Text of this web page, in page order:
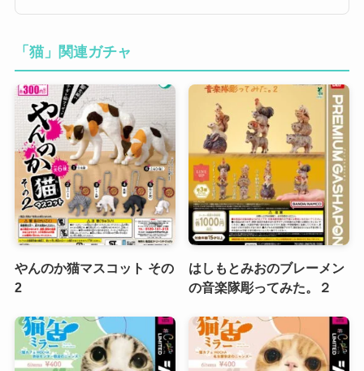
「猫」関連ガチャ
やんのか猫マスコット その
2
はしもとみおのブレーメン
の音楽隊彫ってみた。２